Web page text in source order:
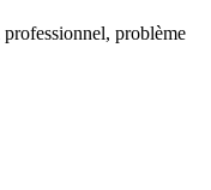
problème